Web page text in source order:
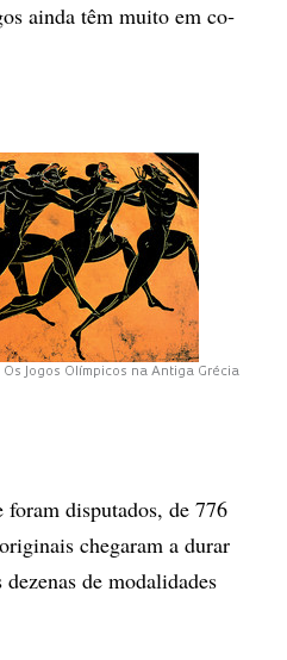
ain­da têm mu­i­to em co­
Jogos Olímpicos na Antiga Grécia
disputados, de 776
chegaram a durar
de modalidades